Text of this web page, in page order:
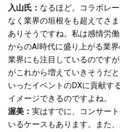
入山氏： なるほど。コラボレ
なく業界の垣根をも超えてさ
ありそうですね。私は感情労
からのAI時代に盛り上がる業
業界にも注目しているのです
がこれから増えていきそうだ
いったイベントのDXに貢献す
イメージできるのですよね。
渥美： 実はすでに、コンサー
いるケースもあります。また